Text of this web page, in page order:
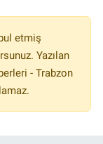
etmiş
Yazılan
- Trabzon